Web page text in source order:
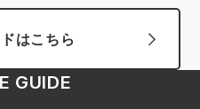
はこちら
GUIDE